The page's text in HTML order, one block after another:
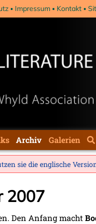
Impressum Kontakt
Archiv Galerien
sie die englische
2007
Den Anfang macht